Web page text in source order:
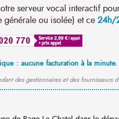
serveur vocal interactif
ou isolée) et ce 24h/
: aucune facturation à la minute.
des gestionnaires et des fournisseurs